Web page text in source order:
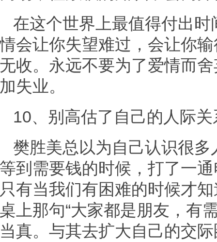
在这个世界上最值得付出
情会让你失望难过，会让你
无收。永远不要为了爱情而
加失业。
10、别高估了自己的人际关
樊胜美总以为自己认识很
等到需要钱的时候，打了一
只有当我们有困难的时候才
桌上那句“大家都是朋友，有
当真。与其去扩大自己的交